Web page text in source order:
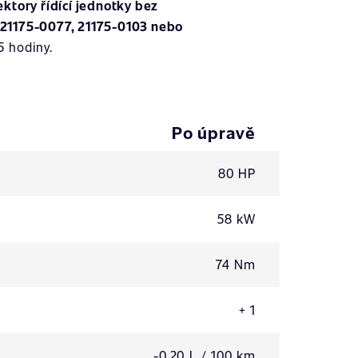
řídící jednotky bez
21175-0077, 21175-0103 nebo
hodiny.
Po úpravě
80 HP
58 kW
74 Nm
+ 1